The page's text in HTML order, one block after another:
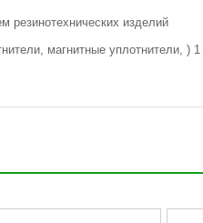
резинотехнических изделий
магнитные уплотнители, )